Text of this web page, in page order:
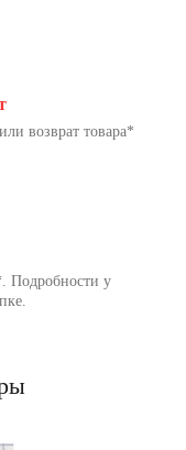
возврат товара*
Подробности у